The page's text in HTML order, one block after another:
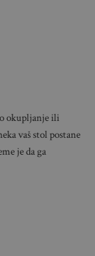
okupljanje ili
vaš stol postane
je da ga